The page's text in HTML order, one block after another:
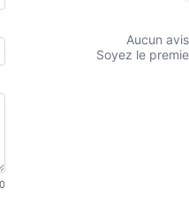
Aucun
Soyez le